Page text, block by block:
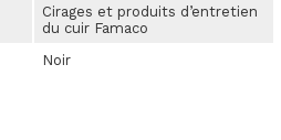
Cirages et produits d’entretien
du cuir Famaco
Noir